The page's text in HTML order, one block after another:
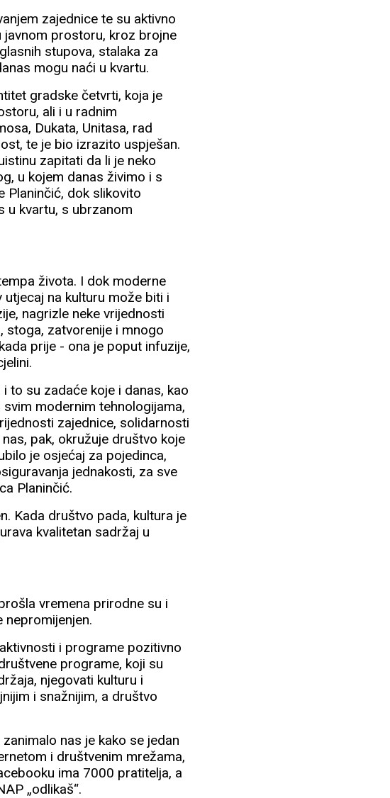
zajednice te su aktivno
javnom prostoru, kroz brojne
stupova, stalaka za
mogu naći u kvartu.
gradske četvrti, koja je
ali i u radnim
Dukata, Unitasa, rad
te je bio izrazito uspješan.
zapitati da li je neko
u kojem danas živimo i s
Planinčić, dok slikovito
u kvartu, s ubrzanom
života. I dok moderne
na kulturu može biti i
nagrizle neke vrijednosti
stoga, zatvorenije i mnogo
prije - ona je poput infuzije,
to su zadaće koje i danas, kao
modernim tehnologijama,
zajednice, solidarnosti
pak, okružuje društvo koje
je osjećaj za pojedinca,
jednakosti, za sve
Planinčić.
Kada društvo pada, kultura je
kvalitetan sadržaj u
vremena prirodne su i
i programe pozitivno
programe, koji su
njegovati kulturu i
i snažnijim, a društvo
nas je kako se jedan
i društvenim mrežama,
ima 7000 pratitelja, a
„odlikaš“.